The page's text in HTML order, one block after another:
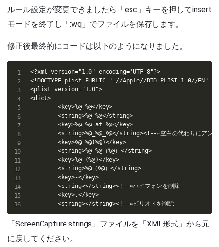
ルール設定が変更できましたら「esc」キーを押してinsert
モードを終了し「:wq」でファイルを保存します。
修正後最終的にコードは以下のようになりました。
<?xml version="1.0" encoding="UTF-8"?>
<!DOCTYPE plist PUBLIC "-//Apple//DTD PLIST 1.0//EN"
<plist version="1.0">
<dict>
        <key>%@ %@</key>
        <string>%@ %@</string>
        <key>%@ %@ at %@</key>
<string>%@_%@_%@</string><!--⇐空白の代わりにアンダ
        <key>%@ %@(%@)</key>
        <string>%@ %@（%@）</string>
        <key>%@ (%@)</key>
        <string>%@（%@）</string>
        <key>-</key>
        <string></string><!--⇐ハイフォンを削除
        <key>.</key>
        <string></string><!--⇐ピリオドを削除
「ScreenCapture.strings」ファイルを「XML形式」から元
に戻してください。